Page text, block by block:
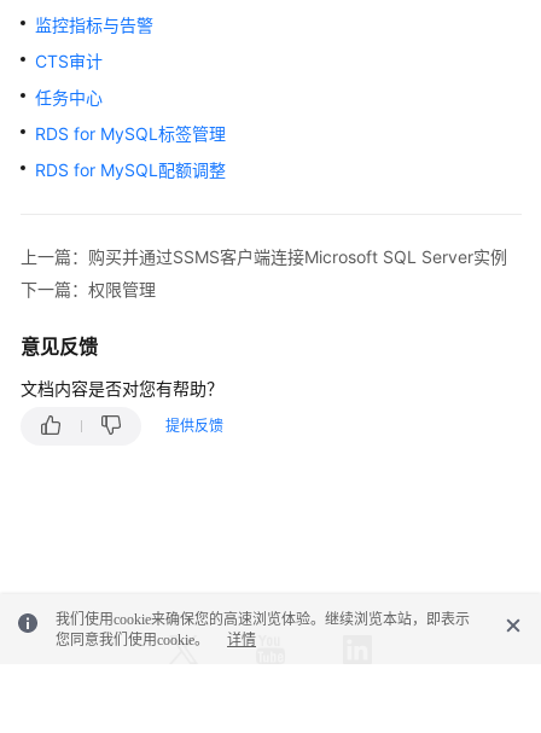
最
佳
践
白
皮
参
考
见
问
监控指标与告警
CTS审计
任务中心
RDS for MySQL标签管理
RDS for MySQL配额调整
上一篇：购买并通过SSMS客户端连接Microsoft SQL Server实例
下一篇：权限管理
意见反馈
文档内容是否对您有帮助？
提供反馈
我们使用cookie来确保您的高速浏览体验。继续浏览本站，即表示
您同意我们使用cookie。
详情